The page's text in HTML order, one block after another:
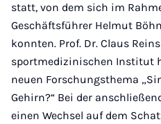
statt, von dem sich im
Geschäftsführer Helmut
konnten. Prof. Dr. Claus
sportmedizinischen Institut
neuen Forschungsthema
Gehirn?“ Bei der
einen Wechsel auf dem